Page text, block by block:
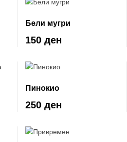
Бели мугри
150 ден
Пинокио
250 ден